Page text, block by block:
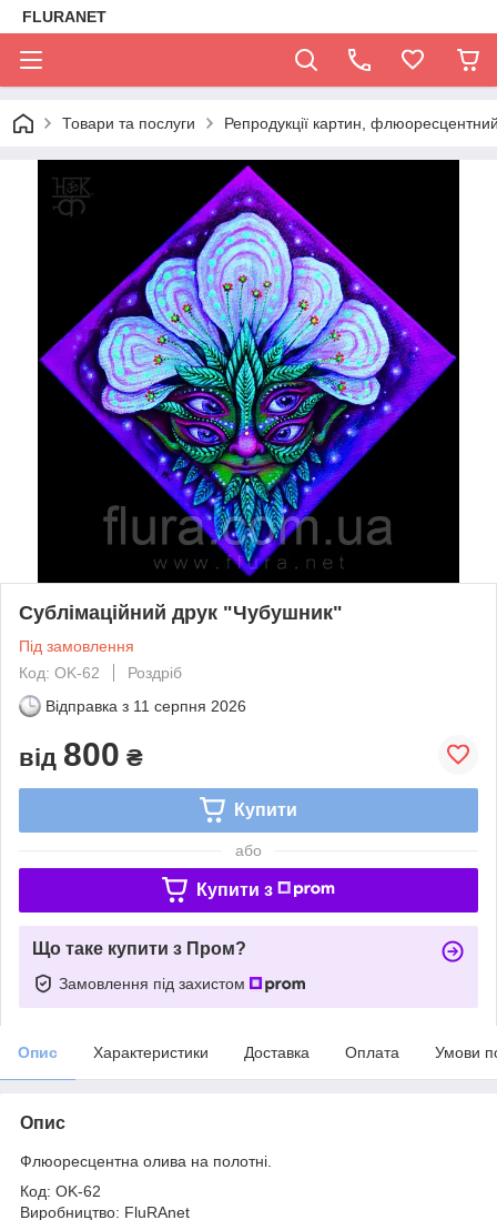
FLURANET
Товари та послуги Репродукції картин,
Сублімаційний друк "Чубушник"
Під замовлення
Код: OK-62
Роздріб
Відправка з 11 серпня 2026
від 800 ₴
Купити
або
Купити з
Що таке купити з Пром?
Замовлення під захистом
Опис Характеристики Доставка Оплата Умови
Опис
Флюоресцентна олива на полотні.
Код: OK-62
Виробництво: FluRAnet